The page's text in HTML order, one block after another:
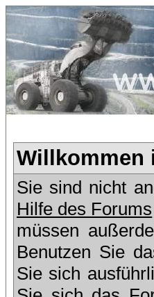
Willkommen
Sie sind nicht
Hilfe des Forums
müssen
Benutzen Sie
Sie sich